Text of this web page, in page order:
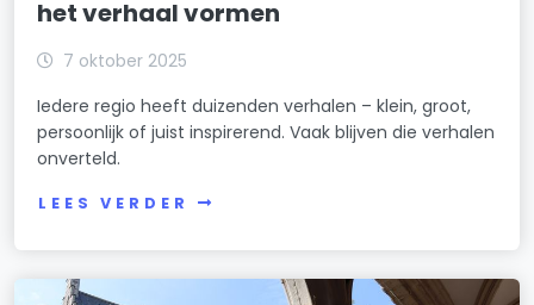
het verhaal vormen
7 oktober 2025
Iedere regio heeft duizenden verhalen – klein, groot,
persoonlijk of juist inspirerend. Vaak blijven die verhalen
onverteld.
LEES VERDER